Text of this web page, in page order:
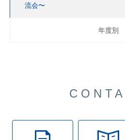
流会〜
年度別